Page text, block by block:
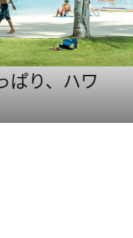
ぱり、ハワ